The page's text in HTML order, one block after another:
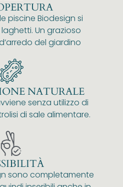
piscine Biodesign si
Un grazioso
del giardino
NATURALE
senza utilizzo di
di sale alimentare.
sono completamente